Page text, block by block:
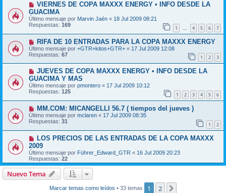
VIERNES DE COPA MAXXX ENERGY • INFO DESDE LA
GUACIMA
Último mensaje por Marvin Jaén « 18 Jul 2009 08:21
Respuestas: 169 1 … 4 5 6 7
RIFA DE 10 ENTRADAS PARA LA COPA MAXXX ENERGY
Último mensaje por +GTR+kitos+GTR+ « 17 Jul 2009 12:08
Respuestas: 67 1 2 3
JUEVES DE COPA MAXXX ENERGY • INFO DESDE LA
GUACIMA Y MAS
Último mensaje por pmontero « 17 Jul 2009 10:12
Respuestas: 125 1 2 3 4 5 6
MM.COM: MICANGELLI 56.7 ( tiempos del jueves )
Último mensaje por mclaren « 17 Jul 2009 08:35
Respuestas: 31 1 2
LOS PRECIOS DE LAS ENTRADAS DE LA COPA MAXXX
2009
Último mensaje por Führer_Edward_GTR « 16 Jul 2009 20:23
Respuestas: 22
Nuevo Tema
Marcar temas como leídos • 33 temas 1 2